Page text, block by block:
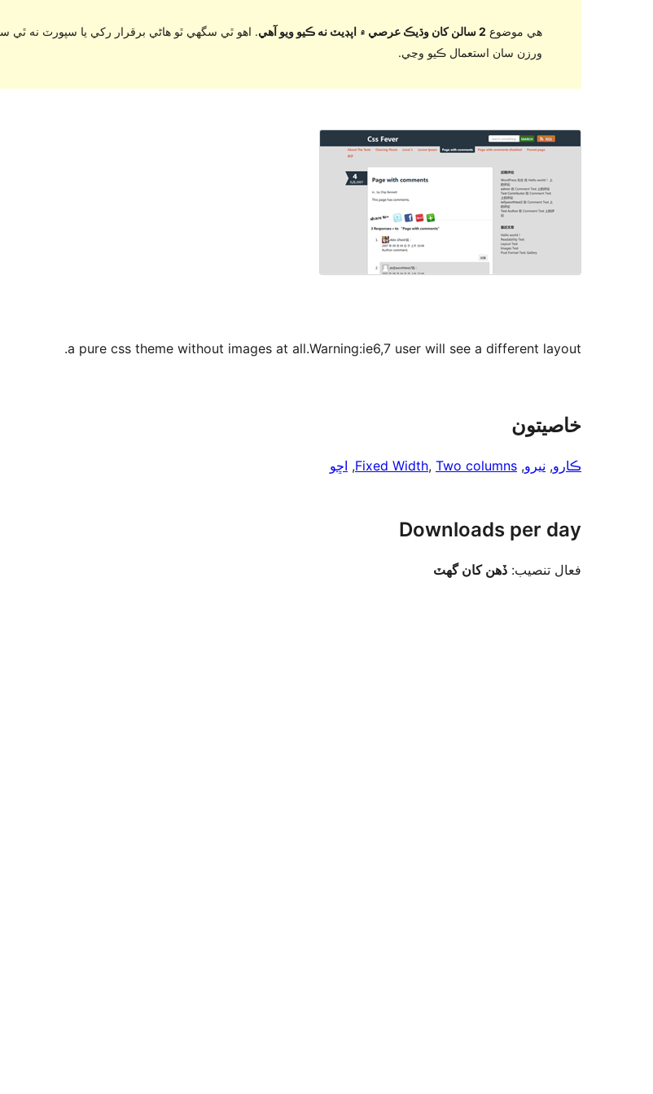
هي موضوع 2 سالن کان وڌيڪ عرصي ۾ اپڊيٽ نه ڪيو ويو آهي
. اهو ٿي سگهي ٿو هاڻي برقرار رکي يا سپورٽ نه
ورزن سان استعمال ڪيو وڃي.
a pure css theme without images at all.Warning:ie6,7 user will see a different layout.
خاصيتون
ڪارو, نيرو,
Fixed Width, Two columns
, اڇو
Downloads per day
فعال تنصيب: ڏهن کان گهٽ